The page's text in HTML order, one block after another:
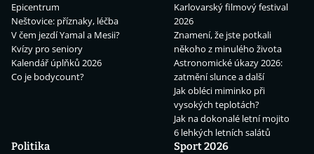
Epicentrum
Neštovice: příznaky, léčba
V čem jezdí Yamal a Mesii?
Kvízy pro seniory
Kalendář úplňků 2026
Co je bodycount?
Karlovarský filmový festival
2026
Znamení, že jste potkali
někoho z minulého života
Astronomické úkazy 2026:
zatmění slunce a další
Jak obléci miminko při
vysokých teplotách?
Jak na dokonalé letní mojito
6 lehkých letních salátů
Politika
Sport 2026